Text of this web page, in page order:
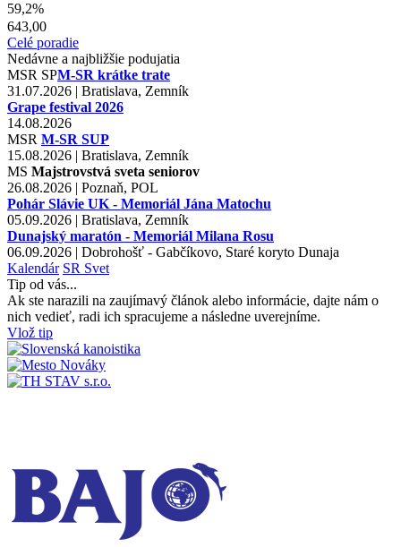
59,2%
643,00
Celé poradie
Nedávne a najbližšie podujatia
MSR SPM-SR krátke trate
31.07.2026 | Bratislava, Zemník
Grape festival 2026
14.08.2026
MSR M-SR SUP
15.08.2026 | Bratislava, Zemník
MS Majstrovstvá sveta seniorov
26.08.2026 | Poznaň, POL
Pohár Slávie UK - Memoriál Jána Matochu
05.09.2026 | Bratislava, Zemník
Dunajský maratón - Memoriál Milana Rosu
06.09.2026 | Dobrohošť - Gabčíkovo, Staré koryto Dunaja
Kalendár SR Svet
Tip od vás...
Ak ste narazili na zaujímavý článok alebo informácie, dajte nám o
nich vedieť, radi ich spracujeme a následne uverejníme.
Vlož tip